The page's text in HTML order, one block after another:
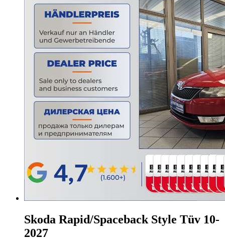
Skoda Rapid/Spaceback Style Tüv 10-
2027